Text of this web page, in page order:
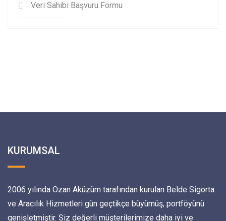
Veri Sahibi Başvuru Formu
KURUMSAL
2006 yılında Ozan Aküzüm tarafından kurulan Belde Sigorta
ve Aracılık Hizmetleri gün geçtikçe büyümüş, portföyünü
genişletmiştir. Siz değerli müşterilerimize daha iyi ve